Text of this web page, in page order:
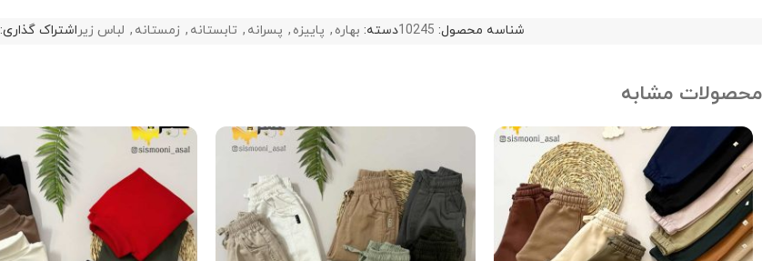
شناسه محصول: 10245دسته: بهاره , پاییزه , پسرانه , تابستانه , زمستانه , لباس زیراشتراک گذاری:
محصولات مشابه